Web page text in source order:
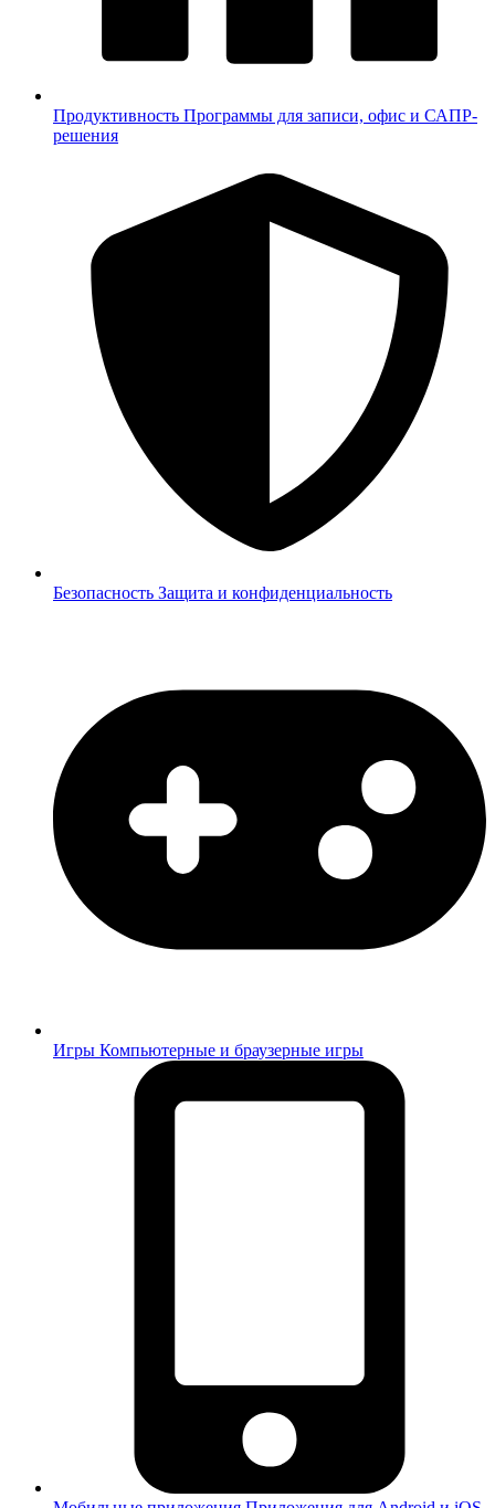
Продуктивность Программы для записи, офис и САПР-
решения
Безопасность Защита и конфиденциальность
Игры Компьютерные и браузерные игры